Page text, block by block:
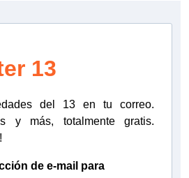
13
del 13 en tu correo.
y más, totalmente gratis.
de e-mail para